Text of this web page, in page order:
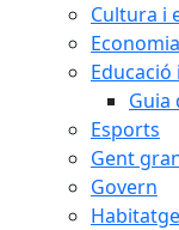
Cultura i
Guia
Esports
Gent
Govern
Habitatge